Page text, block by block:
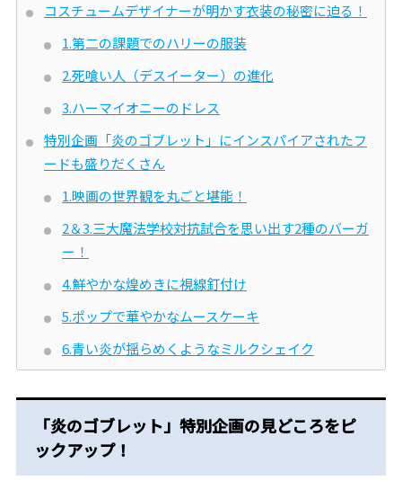
コスチュームデザイナーが明かす衣装の秘密に迫る！
1.第二の課題でのハリーの服装
2.死喰い人（デスイーター）の進化
3.ハーマイオニーのドレス
特別企画「炎のゴブレット」にインスパイアされたフ
ードも盛りだくさん
1.映画の世界観を丸ごと堪能！
2＆3.三大魔法学校対抗試合を思い出す2種のバーガ
ー！
4.鮮やかな煌めきに視線釘付け
5.ポップで華やかなムースケーキ
6.青い炎が揺らめくようなミルクシェイク
「炎のゴブレット」特別企画の見どころをピ
ックアップ！